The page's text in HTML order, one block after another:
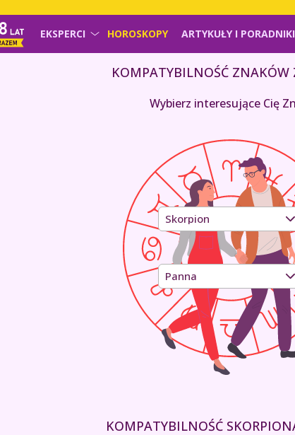
EKSPERCI HOROSKOPY ARTYKUŁY I PORADNIKI
KOMPATYBILNOŚĆ ZNAKÓW
Wybierz interesujące Cię
KOMPATYBILNOŚĆ